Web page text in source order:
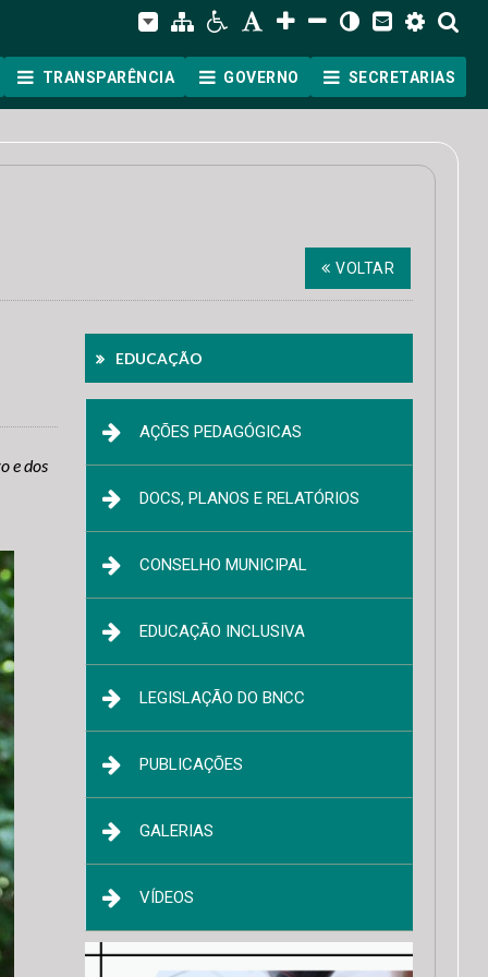
TRANSPARÊNCIA GOVERNO SECRETARIAS
VOLTAR
e dos
EDUCAÇÃO
AÇÕES PEDAGÓGICAS
DOCS, PLANOS E RELATÓRIOS
CONSELHO MUNICIPAL
EDUCAÇÃO INCLUSIVA
LEGISLAÇÃO DO BNCC
PUBLICAÇÕES
GALERIAS
VÍDEOS